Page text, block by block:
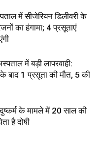
में सीजेरियन डिलीवरी के
का हंगामा; 4 प्रसूताएं
में बड़ी लापरवाही:
बाद 1 प्रसूता की मौत, 5 की
के मामले में 20 साल की
है दोषी